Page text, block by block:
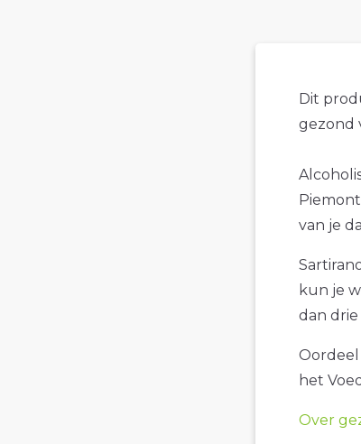
Dit
gezond
van je
kun je
dan
Oordeel
het
Over